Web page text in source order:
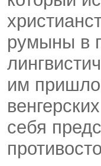
румыны в
им
себя